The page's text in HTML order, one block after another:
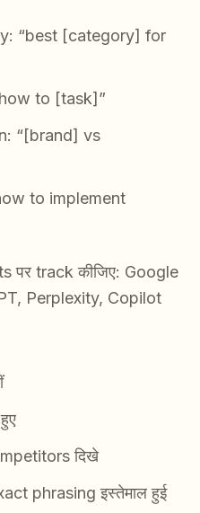
“best [category] for
to [task]”
“[brand] vs
to implement
पर track कीजिए: Google
Perplexity, Copilot
दिखे
phrasing इस्तेमाल हुई